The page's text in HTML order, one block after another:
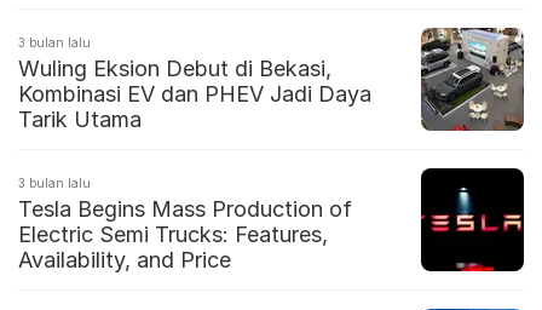
3 bulan lalu
Wuling Eksion Debut di Bekasi,
Kombinasi EV dan PHEV Jadi Daya
Tarik Utama
3 bulan lalu
Tesla Begins Mass Production of
Electric Semi Trucks: Features,
Availability, and Price